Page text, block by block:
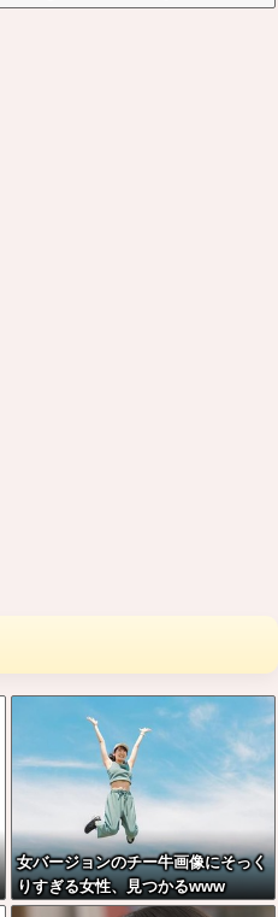
女バージョンのチー牛画像にそっく
りすぎる女性、見つかるwww